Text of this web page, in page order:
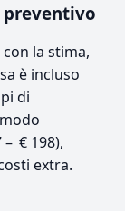
la stima,
è incluso
di
€ 198),
extra.